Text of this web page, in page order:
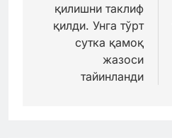
қилишни таклиф
қилди. Унга тўрт
сутка қамоқ
жазоси
тайинланди